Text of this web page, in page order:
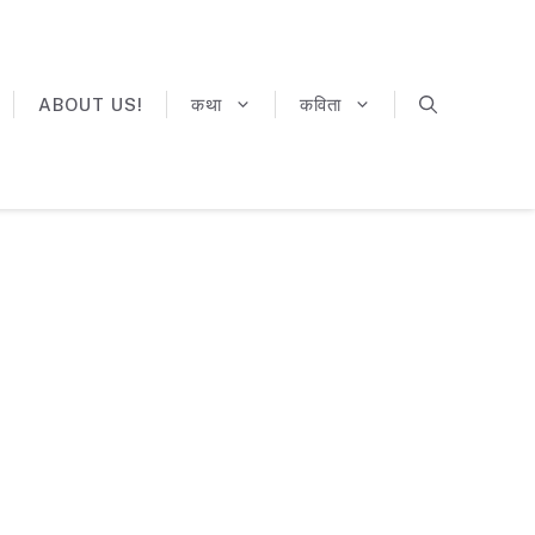
ABOUT US! कथा कविता